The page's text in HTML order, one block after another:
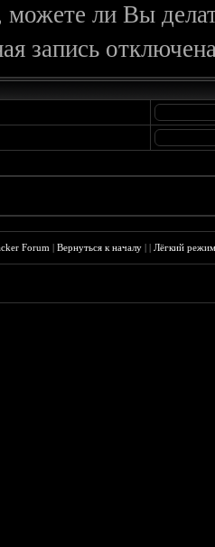
можете ли Вы
запись
Forum |Вернуться к началу ||Лёгкий